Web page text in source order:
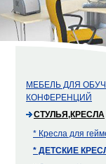
МЕБЕЛЬ ДЛЯ
КОНФЕРЕНЦИЙ
СТУЛЬЯ,КРЕСЛА
* Кресла для
* ДЕТСКИЕ